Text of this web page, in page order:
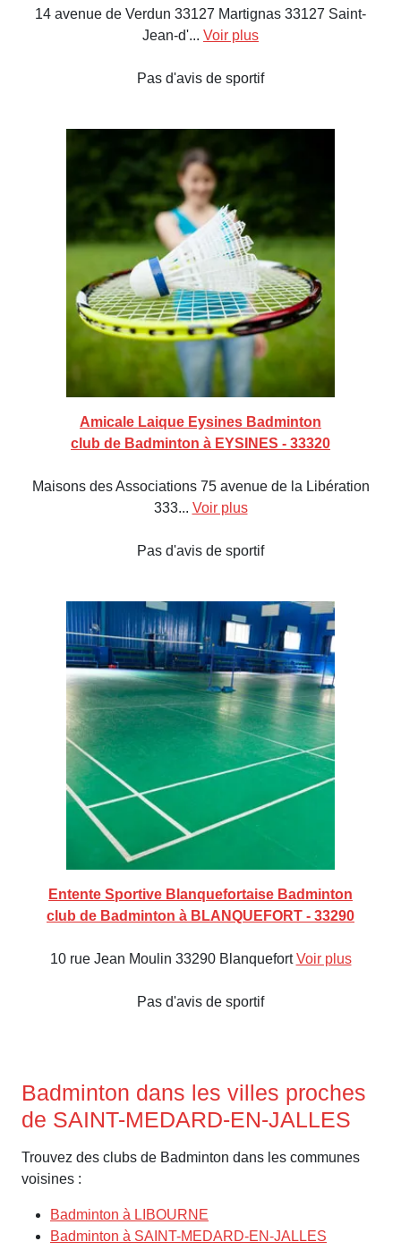
14 avenue de Verdun 33127 Martignas 33127 Saint-
Jean-d'... Voir plus
Pas d'avis de sportif
Amicale Laique Eysines Badminton
club de Badminton à EYSINES - 33320
Maisons des Associations 75 avenue de la Libération
333... Voir plus
Pas d'avis de sportif
Entente Sportive Blanquefortaise Badminton
club de Badminton à BLANQUEFORT - 33290
10 rue Jean Moulin 33290 BlanquefortVoir plus
Pas d'avis de sportif
Badminton dans les villes proches
de SAINT-MEDARD-EN-JALLES
Trouvez des clubs de Badminton dans les communes
voisines :
Badminton à LIBOURNE
Badminton à SAINT-MEDARD-EN-JALLES